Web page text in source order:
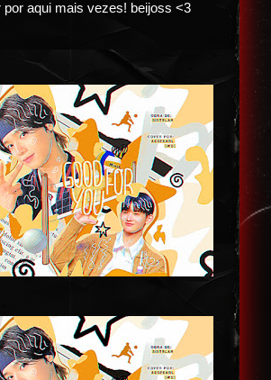
por aqui mais vezes! beijoss <3